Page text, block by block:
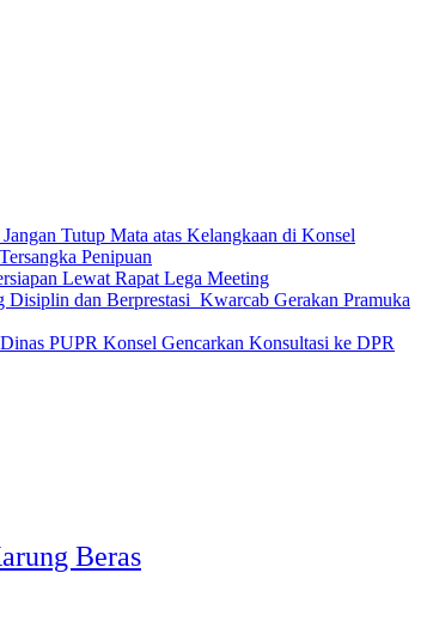
Tutup Mata atas Kelangkaan di Konsel
Penipuan
Lewat Rapat Lega Meeting
‎Kwarcab Gerakan Pramuka
PUPR Konsel Gencarkan Konsultasi ke DPR
Beras